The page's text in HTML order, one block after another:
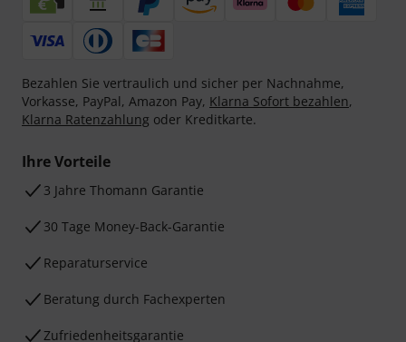
Bezahlen Sie vertraulich und sicher per Nachnahme,
Vorkasse, PayPal, Amazon Pay, Klarna Sofort bezahlen,
Klarna Ratenzahlung oder Kreditkarte.
Ihre Vorteile
3 Jahre Thomann Garantie
30 Tage Money-Back-Garantie
Reparaturservice
Beratung durch Fachexperten
Zufriedenheitsgarantie